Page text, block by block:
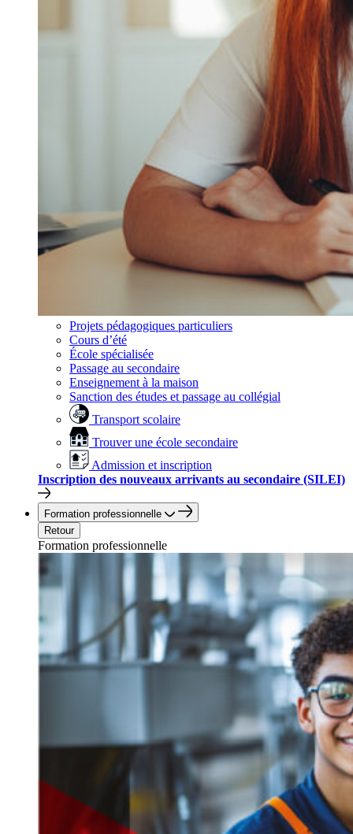
Projets pédagogiques particuliers
Cours d’été
École spécialisée
Passage au secondaire
Enseignement à la maison
Sanction des études et passage au collégial
Transport scolaire
Trouver une école secondaire
Admission et inscription
Inscription des nouveaux arrivants au secondaire (SILEI)
Formation professionnelle
Retour
Formation professionnelle